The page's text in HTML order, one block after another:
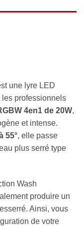
une lyre LED
professionnels
4en1 de 20W,
et intense.
55°, elle passe
plus serré type
Wash
produire un
Ainsi, vous
de votre